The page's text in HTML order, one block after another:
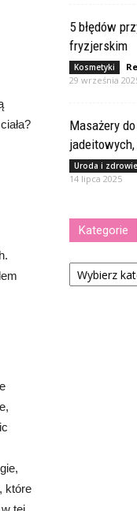
które
5 błędów
fryzjerskim
Kosmetyki
29 września
Masażery
Uroda i zdrowie
14 lipca 2025
Kategorie
Kategorie